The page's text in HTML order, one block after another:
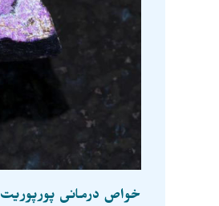
خواص درمانی پورپوریت